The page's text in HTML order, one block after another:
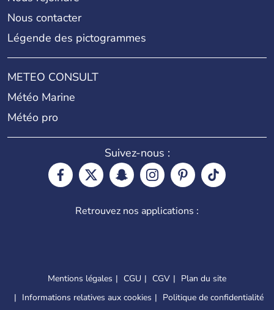
Nous contacter
Légende des pictogrammes
METEO CONSULT
Météo Marine
Météo pro
Suivez-nous :
Retrouvez nos applications :
Mentions légales CGU CGV
Plan du site
Informations relatives aux cookies
Politique de confidentialité